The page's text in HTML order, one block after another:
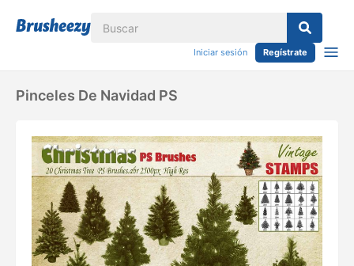
Iniciar sesión Regístrate
Pinceles De Navidad PS